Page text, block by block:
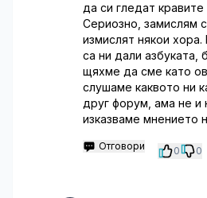
да си гледат
Сериозно, замислям
измислят някои
са ни дали азбуката,
щяхме да сме като
слушаме каквото ни
друг форум, ама не и
изказваме мнението
Отговори 0 0